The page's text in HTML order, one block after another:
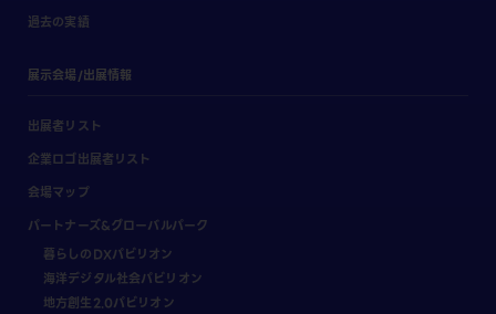
過去の実績
展示会場/出展情報
出展者リスト
企業ロゴ出展者リスト
会場マップ
パートナーズ&グローバルパーク
暮らしのDXパビリオン
海洋デジタル社会パビリオン
地方創生2.0パビリオン